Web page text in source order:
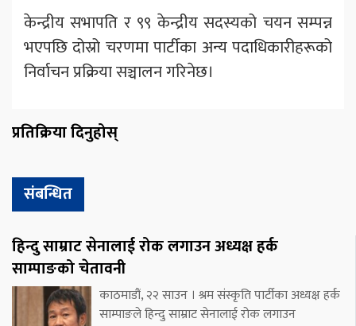
केन्द्रीय सभापति र ९९ केन्द्रीय सदस्यको चयन सम्पन्न
भएपछि दोस्रो चरणमा पार्टीका अन्य पदाधिकारीहरूको
निर्वाचन प्रक्रिया सञ्चालन गरिनेछ।
प्रतिक्रिया दिनुहोस्
संबन्धित
हिन्दु साम्राट सेनालाई रोक लगाउन अध्यक्ष हर्क
साम्पाङको चेतावनी
काठमाडौं, २२ साउन । श्रम संस्कृति पार्टीका अध्यक्ष हर्क
साम्पाङले हिन्दु साम्राट सेनालाई रोक लगाउन